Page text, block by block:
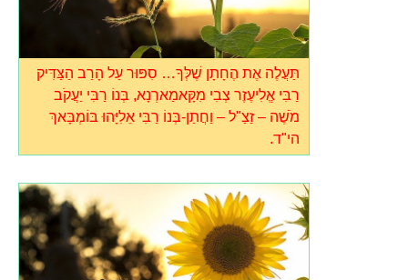
תַּעֲלֶה אֶת הֶחָתָן שֶׁלְּךָ… סִפּוּר עַל הָרַב הַצַּדִּיק
רַבִּי אֱלִיעֶזֶר צְבִי מִקָּאמַארְנָא, בְּנוֹ רַבִּי יַעֲקֹב
מֹשֶׁה – זַצַ"ל – וַחֲתַן-בְּנוֹ רַבִּי אֵלִיָּהוּ בּוֹמְבָּאךְ
הי"ד.